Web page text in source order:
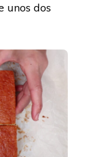
unos dos